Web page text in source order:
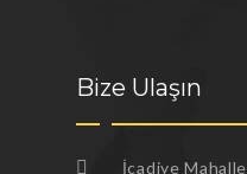
Bize Ulaşın
İcadiye